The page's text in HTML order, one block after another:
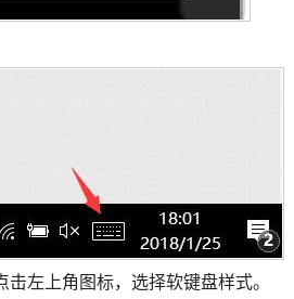
左上角图标，选择软键盘样式。